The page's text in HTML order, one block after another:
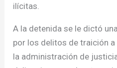
ilícitas.
A la detenida se le dictó
por los delitos de traición
la administración de